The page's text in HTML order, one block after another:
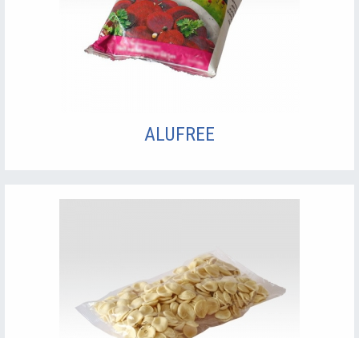
ALUFREE